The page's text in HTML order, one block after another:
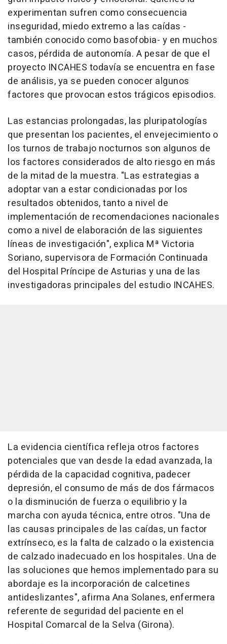
experimentan sufren como consecuencia
inseguridad, miedo extremo a las caídas -
también conocido como basofobia- y en muchos
casos, pérdida de autonomía. A pesar de que el
proyecto INCAHES todavía se encuentra en fase
de análisis, ya se pueden conocer algunos
factores que provocan estos trágicos episodios.
Las estancias prolongadas, las pluripatologías
que presentan los pacientes, el envejecimiento o
los turnos de trabajo nocturnos son algunos de
los factores considerados de alto riesgo en más
de la mitad de la muestra. "Las estrategias a
adoptar van a estar condicionadas por los
resultados obtenidos, tanto a nivel de
implementación de recomendaciones nacionales
como a nivel de elaboración de las siguientes
líneas de investigación", explica Mª Victoria
Soriano, supervisora de Formación Continuada
del Hospital Príncipe de Asturias y una de las
investigadoras principales del estudio INCAHES.
La evidencia científica refleja otros factores
potenciales que van desde la edad avanzada, la
pérdida de la capacidad cognitiva, padecer
depresión, el consumo de más de dos fármacos
o la disminución de fuerza o equilibrio y la
marcha con ayuda técnica, entre otros. "Una de
las causas principales de las caídas, un factor
extrínseco, es la falta de calzado o la existencia
de calzado inadecuado en los hospitales. Una de
las soluciones que hemos implementado para su
abordaje es la incorporación de calcetines
antideslizantes", afirma Ana Solanes, enfermera
referente de seguridad del paciente en el
Hospital Comarcal de la Selva (Girona).